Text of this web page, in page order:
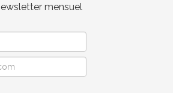
mensuel